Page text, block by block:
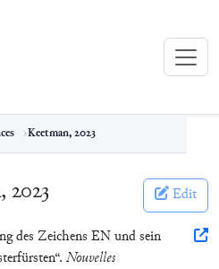
(eBL)
Keetman, 2023
2023 Edit
des Zeichens EN und sein
Nouvelles